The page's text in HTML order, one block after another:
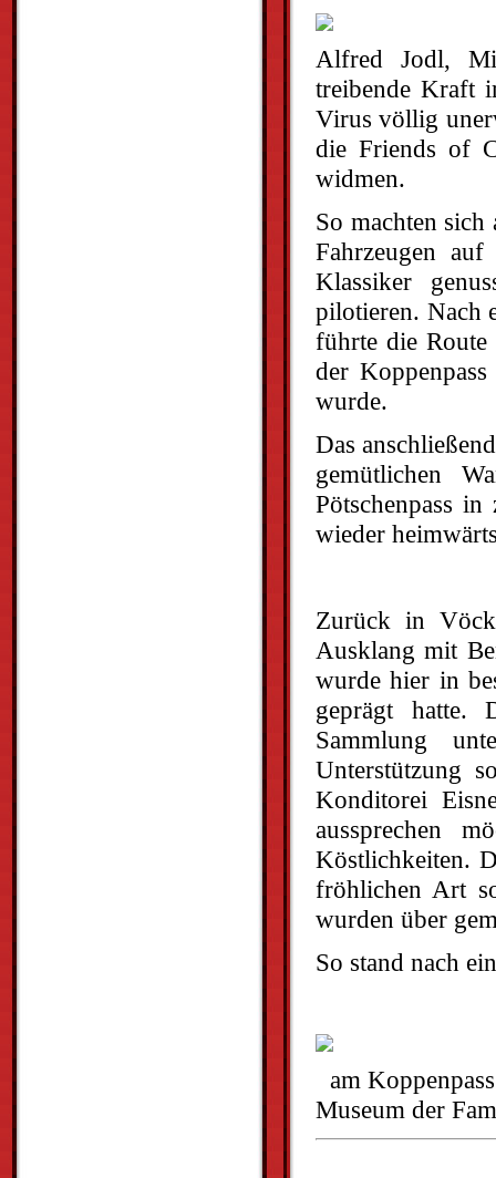
Alfred Jodl,
treibende Kraft
Virus völlig
die Friends of
widmen.
So machten
Fahrzeugen
Klassiker
pilotieren. Nach
führte die Route
der
wurde.
Das
gemütlichen
Pötschenpass
wieder
Zurück in
Ausklang mit
wurde hier in
geprägt hatte.
Sammlung
Unterstützung
Konditorei
aussprechen
Köstlichkeiten.
fröhlichen Art
wurden über
So stand nach
am
Museum der